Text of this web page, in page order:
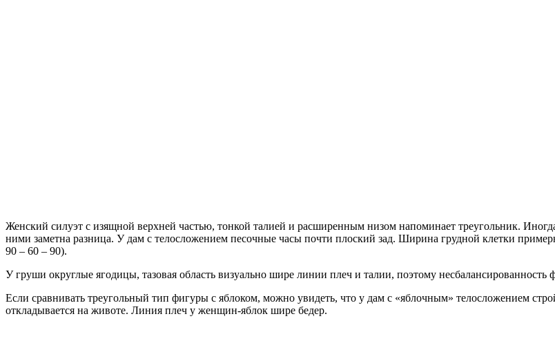
Женский силуэт с изящной верхней частью, тонкой талией и расширенным низом напоминает треугольник.
ними заметна разница. У дам с телосложением песочные часы почти плоский зад. Ширина грудной клетки
90 – 60 – 90).
У груши округлые ягодицы, тазовая область визуально шире линии плеч и талии, поэтому несбалансированность
Если сравнивать треугольный тип фигуры с яблоком, можно увидеть, что у дам с «яблочным» телосложением
откладывается на животе. Линия плеч у женщин-яблок шире бедер.